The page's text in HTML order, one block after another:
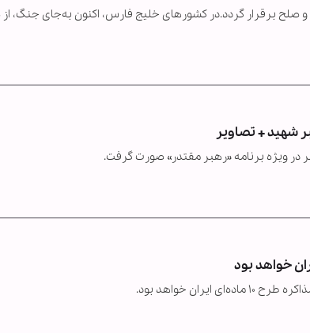
صلح برقرار گردد.در کشورهای خلیج فارس، اکنون به‌جای جنگ،
شهید + تصاویر
ویژه برنامه «رهبر مقتدر» صورت گرفت.
خواهد بود
خواهد بود.